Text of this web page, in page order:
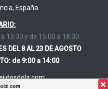
:
España
a 13:30 y de 15:00 a 18:30
DEL 8 AL 23 DE AGOSTO
de 9:00 a 14:00